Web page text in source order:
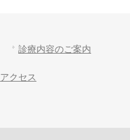
診療内容のご案内
アクセス